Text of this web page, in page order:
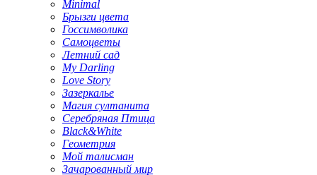
Minimal
Брызги цвета
Госсимволика
Самоцветы
Летний сад
My Darling
Love Story
Зазеркалье
Магия султанита
Серебряная Птица
Black&White
Геометрия
Мой талисман
Зачарованный мир